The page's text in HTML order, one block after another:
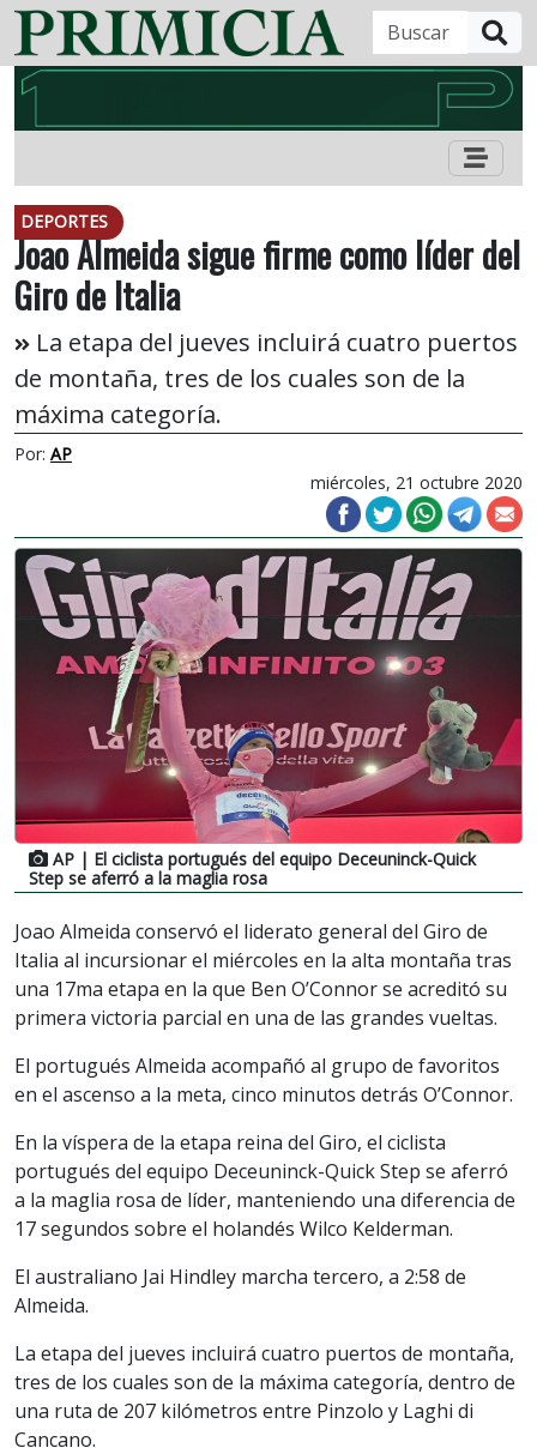
DEPORTES
Joao Almeida sigue firme como líder del
Giro de Italia
La etapa del jueves incluirá cuatro puertos
de montaña, tres de los cuales son de la
máxima categoría.
Por: AP
miércoles, 21 octubre 2020
AP | El ciclista portugués del equipo Deceuninck-Quick
Step se aferró a la maglia rosa
Joao Almeida conservó el liderato general del Giro de
Italia al incursionar el miércoles en la alta montaña tras
una 17ma etapa en la que Ben O’Connor se acreditó su
primera victoria parcial en una de las grandes vueltas.
El portugués Almeida acompañó al grupo de favoritos
en el ascenso a la meta, cinco minutos detrás O’Connor.
En la víspera de la etapa reina del Giro, el ciclista
portugués del equipo Deceuninck-Quick Step se aferró
a la maglia rosa de líder, manteniendo una diferencia de
17 segundos sobre el holandés Wilco Kelderman.
El australiano Jai Hindley marcha tercero, a 2:58 de
Almeida.
La etapa del jueves incluirá cuatro puertos de montaña,
tres de los cuales son de la máxima categoría, dentro de
una ruta de 207 kilómetros entre Pinzolo y Laghi di
Cancano.